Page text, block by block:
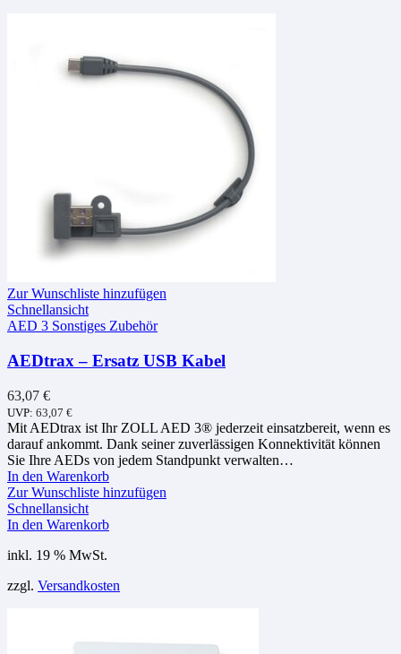
Zur Wunschliste hinzufügen
Schnellansicht
AED 3 Sonstiges Zubehör
AEDtrax – Ersatz USB Kabel
63,07 €
UVP: 63,07 €
Mit AEDtrax ist Ihr ZOLL AED 3® jederzeit einsatzbereit, wenn es
darauf ankommt. Dank seiner zuverlässigen Konnektivität können
Sie Ihre AEDs von jedem Standpunkt verwalten…
In den Warenkorb
Zur Wunschliste hinzufügen
Schnellansicht
In den Warenkorb
inkl. 19 % MwSt.
zzgl. Versandkosten